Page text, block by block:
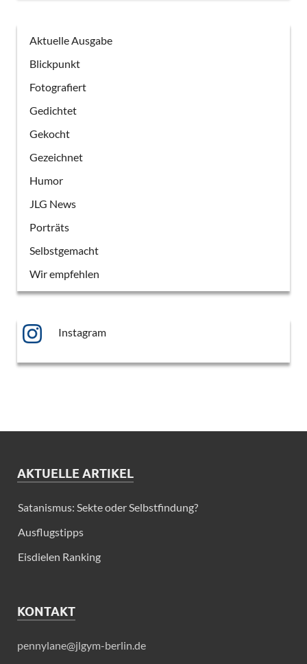
Aktuelle Ausgabe
Blickpunkt
Fotografiert
Gedichtet
Gekocht
Gezeichnet
Humor
JLG News
Porträts
Selbstgemacht
Wir empfehlen
Instagram
AKTUELLE ARTIKEL
Satanismus: Sekte oder Selbstfindung?
Ausflugstipps
Eisdielen Ranking
KONTAKT
pennylane@jlgym-berlin.de